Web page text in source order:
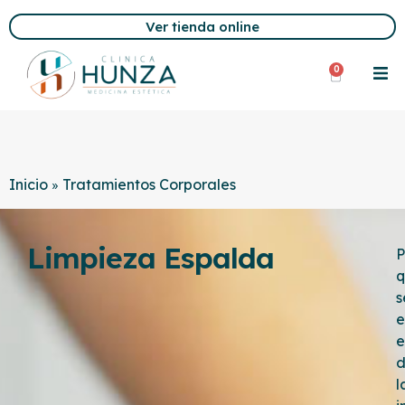
Ver tienda online
0
Inicio » Tratamientos Corporales
Limpieza Espalda